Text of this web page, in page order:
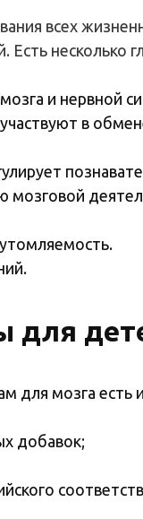
всех
. Есть несколько
и нервной
в
для
для мозга
добавок;